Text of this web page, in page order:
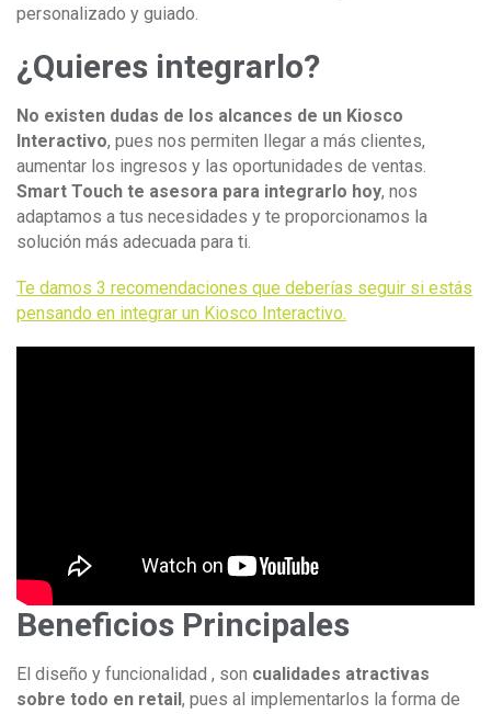
personalizado y guiado.
¿Quieres integrarlo?
No existen dudas de los alcances de un Kiosco
Interactivo, pues nos permiten llegar a más clientes,
aumentar los ingresos y las oportunidades de ventas.
Smart Touch te asesora para integrarlo hoy, nos
adaptamos a tus necesidades y te proporcionamos la
solución más adecuada para ti.
Te damos 3 recomendaciones que deberías seguir si estás
pensando en integrar un Kiosco Interactivo.
Beneficios Principales
El diseño y funcionalidad , son cualidades atractivas
sobre todo en retail , pues al implementarlos la forma de